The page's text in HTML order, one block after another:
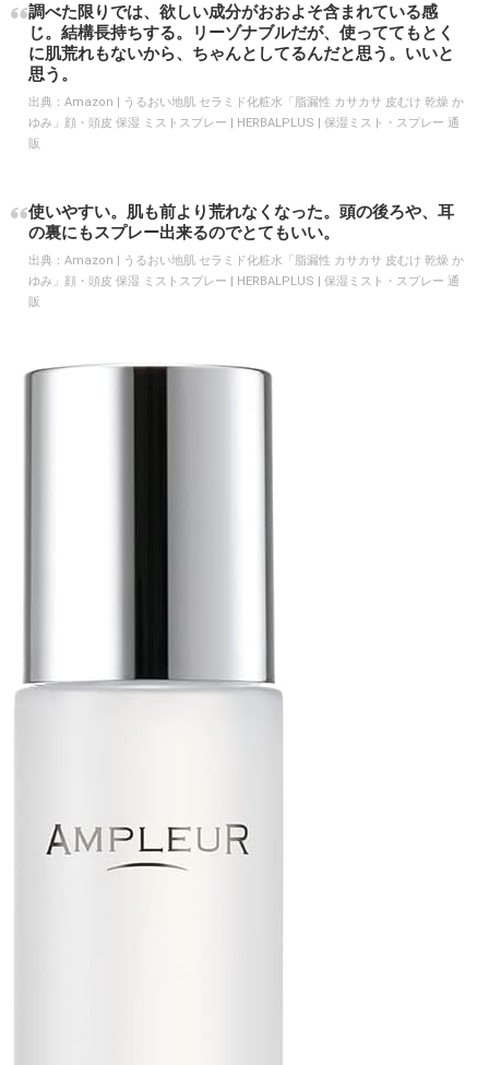
調べた限りでは、欲しい成分がおおよそ含まれている感
じ。結構長持ちする。リーゾナブルだが、使っててもとく
に肌荒れもないから、ちゃんとしてるんだと思う。いいと
思う。
出典： Amazon | うるおい地肌 セラミド化粧水「脂漏性 カサカサ 皮むけ 乾燥 か
ゆみ」顔・頭皮 保湿 ミストスプレー | HERBALPLUS | 保湿ミスト・スプレー 通
販
使いやすい。肌も前より荒れなくなった。頭の後ろや、耳
の裏にもスプレー出来るのでとてもいい。
出典： Amazon | うるおい地肌 セラミド化粧水「脂漏性 カサカサ 皮むけ 乾燥 か
ゆみ」顔・頭皮 保湿 ミストスプレー | HERBALPLUS | 保湿ミスト・スプレー 通
販